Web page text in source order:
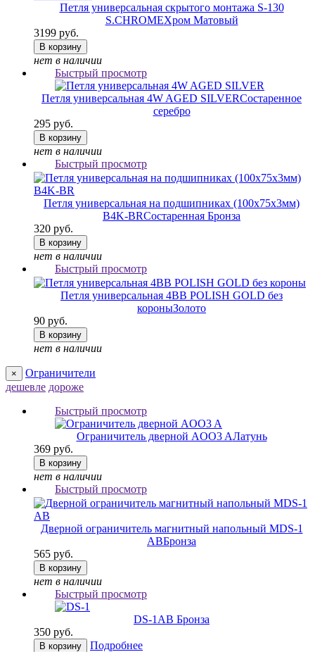
Петля универсальная скрытого монтажа S-130
S.CHROMEХром Матовый
3199 руб.
В корзину
нет в наличии
Быстрый просмотр
Петля универсальная 4W AGED SILVERСостаренное
серебро
295 руб.
В корзину
нет в наличии
Быстрый просмотр
Петля универсальная на подшипниках (100х75х3мм)
B4K-BRСостаренная Бронза
320 руб.
В корзину
нет в наличии
Быстрый просмотр
Петля универсальная 4BB POLISH GOLD без
короныЗолото
90 руб.
В корзину
нет в наличии
×
Ограничители
дешевле дороже
Быстрый просмотр
Ограничитель дверной AOO3 AЛатунь
369 руб.
В корзину
нет в наличии
Быстрый просмотр
Дверной ограничитель магнитный напольный MDS-1
ABБронза
565 руб.
В корзину
нет в наличии
Быстрый просмотр
DS-1 AB Бронза
350 руб.
В корзину
Подробнее